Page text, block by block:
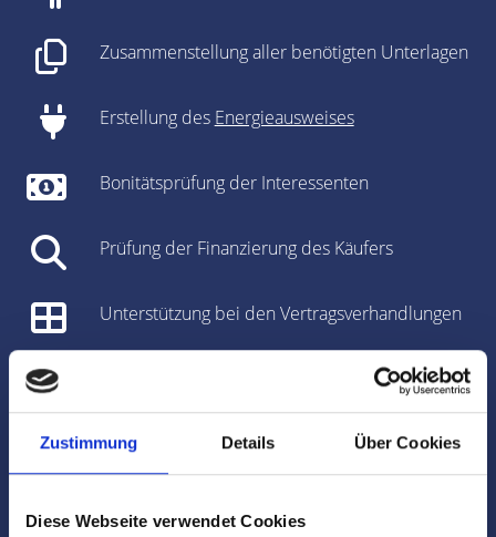
Zustimmung Details Über Cookies
Diese Webseite verwendet Cookies
Zusammenstellung aller benötigten Unterlagen
Erstellung des Energieausweises
Bonitätsprüfung der Interessenten
Prüfung der Finanzierung des Käufers
Unterstützung bei den Vertragsverhandlungen
Vorbereitung des Kaufvertrages/Mietvertrages
Vorbereitung und Koordinierung des
Notartermins
Marktdaten